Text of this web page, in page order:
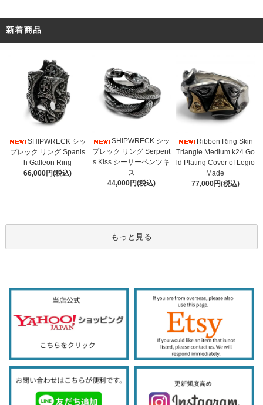
新着商品
SHIPWRECK シッ
プレック リング Spanis
h Galleon Ring
66,000円(税込)
SHIPWRECK シッ
プレック リング Serpent
s Kiss シーサーペンツキ
ス
44,000円(税込)
Ribbon Ring Skin
Triangle Medium k24 Go
ld Plating Cover of Legio
Made
77,000円(税込)
もっと見る